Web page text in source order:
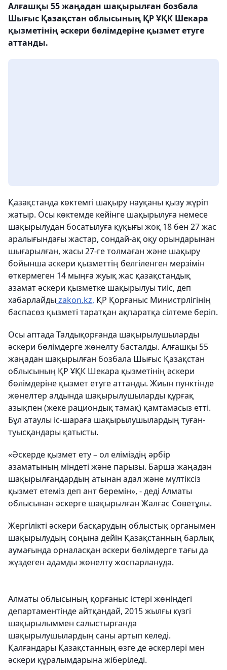
Алғашқы 55 жаңадан шақырылған бозбала
Шығыс Қазақстан облысының ҚР ҰҚК Шекара
қызметінің әскери бөлімдеріне қызмет етуге
аттанды.
Қазақстанда көктемгі шақыру науқаны қызу жүріп
жатыр. Осы көктемде кейінге шақырылуға немесе
шақырылудан босатылуға құқығы жоқ 18 бен 27 жас
аралығындағы жастар, сондай-ақ оқу орындарынан
шығарылған, жасы 27-ге толмаған және шақыру
бойынша әскери қызметтің белгіленген мерзімін
өткермеген 14 мыңға жуық жас қазақстандық
азамат әскери қызметке шақырылуы тиіс, деп
хабарлайды zakon.kz, ҚР Қорғаныс Министрлігінің
баспасөз қызметі таратқан ақпаратқа сілтеме беріп.
Осы аптада Талдықорғанда шақырылушыларды
әскери бөлімдерге жөнелту басталды. Алғашқы 55
жаңадан шақырылған бозбала Шығыс Қазақстан
облысының ҚР ҰҚК Шекара қызметінің әскери
бөлімдеріне қызмет етуге аттанды. Жиын пунктінде
жөнелтер алдында шақырылушыларды құрғақ
азықпен (жеке рациондық тамақ) қамтамасыз етті.
Бұл атаулы іс-шараға шақырылушылардың туған-
туысқандары қатысты.
«Әскерде қызмет ету – ол еліміздің әрбір
азаматының міндеті және парызы. Барша жаңадан
шақырылғандардың атынан адал және мүлтіксіз
қызмет етеміз деп ант беремін», - деді Алматы
облысынан әскерге шақырылған Жалғас Советұлы.
Жергілікті әскери басқарудың облыстық органымен
шақырылудың соңына дейін Қазақстанның барлық
аумағында орналасқан әскери бөлімдерге тағы да
жүздеген адамды жөнелту жоспарлануда.
Алматы облысының қорғаныс істері жөніндегі
департаментінде айтқандай, 2015 жылғы күзгі
шақырылыммен салыстырғанда
шақырылушылардың саны артып келеді.
Қалғандары Қазақстанның өзге де әскерлері мен
әскери құралымдарына жіберіледі.